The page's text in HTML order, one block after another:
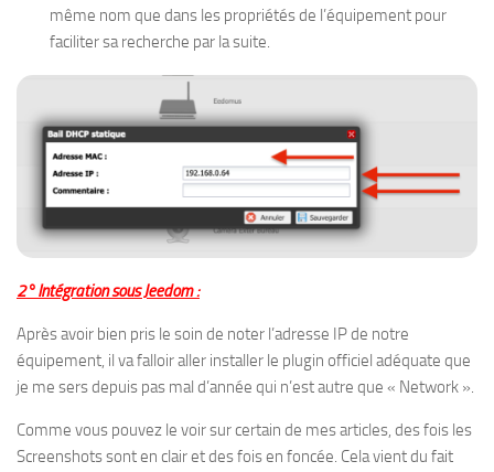
même nom que dans les propriétés de l’équipement pour
faciliter sa recherche par la suite.
2° Intégration sous Jeedom :
Après avoir bien pris le soin de noter l’adresse IP de notre
équipement, il va falloir aller installer le plugin officiel adéquate que
je me sers depuis pas mal d’année qui n’est autre que « Network ».
Comme vous pouvez le voir sur certain de mes articles, des fois les
Screenshots sont en clair et des fois en foncée. Cela vient du fait